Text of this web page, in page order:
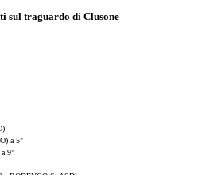
sul traguardo di Clusone
a 5"
9"